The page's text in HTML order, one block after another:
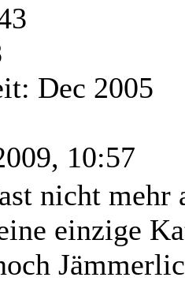
Dec 2005
10:57
nicht mehr
einzige